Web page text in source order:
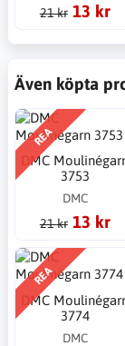
21 kr 13 kr
Även köpta
REA
DMC
3753
DMC
21 kr 13 kr
REA
DMC
3774
DMC